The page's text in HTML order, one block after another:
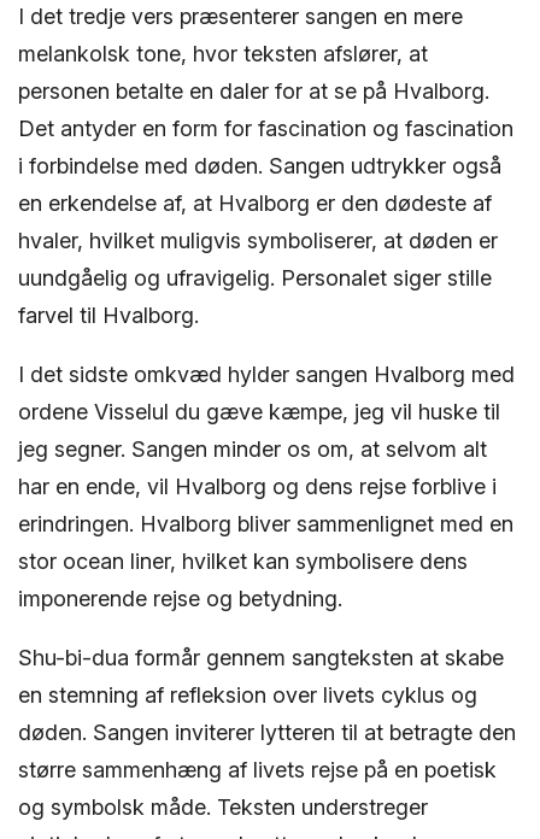
I det tredje vers præsenterer sangen en mere
melankolsk tone, hvor teksten afslører, at
personen betalte en daler for at se på Hvalborg.
Det antyder en form for fascination og fascination
i forbindelse med døden. Sangen udtrykker også
en erkendelse af, at Hvalborg er den dødeste af
hvaler, hvilket muligvis symboliserer, at døden er
uundgåelig og ufravigelig. Personalet siger stille
farvel til Hvalborg.
I det sidste omkvæd hylder sangen Hvalborg med
ordene Visselul du gæve kæmpe, jeg vil huske til
jeg segner. Sangen minder os om, at selvom alt
har en ende, vil Hvalborg og dens rejse forblive i
erindringen. Hvalborg bliver sammenlignet med en
stor ocean liner, hvilket kan symbolisere dens
imponerende rejse og betydning.
Shu-bi-dua formår gennem sangteksten at skabe
en stemning af refleksion over livets cyklus og
døden. Sangen inviterer lytteren til at betragte den
større sammenhæng af livets rejse på en poetisk
og symbolsk måde. Teksten understreger